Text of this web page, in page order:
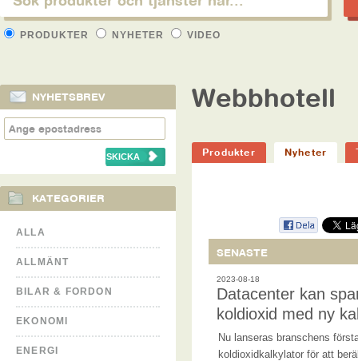
PRODUKTER NYHETER VIDEO
NYHETSBREV
KATEGORIER
ALLA
ALLMÄNT
BILAR & FORDON
EKONOMI
ENERGI
Webbhotell
Produkter Nyheter
SENASTE
2023-08-18
Datacenter kan
koldioxid med ny
Nu lanseras branschens
koldioxidkalkylator för att